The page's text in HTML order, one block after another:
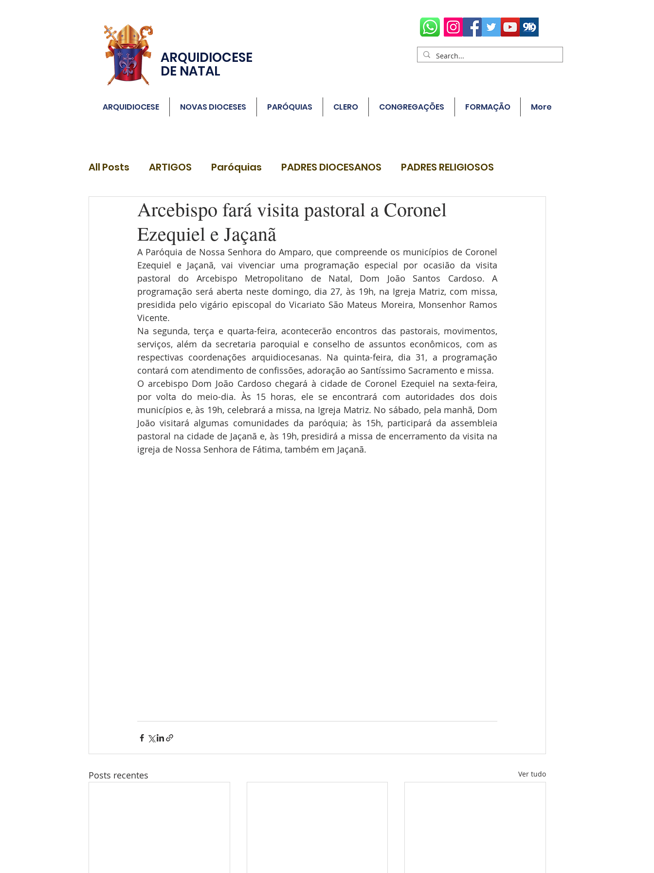
ARQUIDIOCESE
DE NATAL
ARQUIDIOCESE NOVAS DIOCESES PARÓQUIAS CLERO CONGREGAÇÕES FORMAÇÃO More
All Posts ARTIGOS Paróquias PADRES DIOCESANOS PADRES RELIGIOSOS
DIÁCONOSArcebispo fará visita pastoral a Coronel
Ezequiel e Jaçanã
A Paróquia de Nossa Senhora do Amparo, que compreende os municípios de Coronel
Ezequiel e Jaçanã, vai vivenciar uma programação especial por ocasião da visita
pastoral do Arcebispo Metropolitano de Natal, Dom João Santos Cardoso. A
programação será aberta neste domingo, dia 27, às 19h, na Igreja Matriz, com missa,
presidida pelo vigário episcopal do Vicariato São Mateus Moreira, Monsenhor Ramos
Vicente.
Na segunda, terça e quarta-feira, acontecerão encontros das pastorais, movimentos,
serviços, além da secretaria paroquial e conselho de assuntos econômicos, com as
respectivas coordenações arquidiocesanas. Na quinta-feira, dia 31, a programação
contará com atendimento de confissões, adoração ao Santíssimo Sacramento e missa.
O arcebispo Dom João Cardoso chegará à cidade de Coronel Ezequiel na sexta-feira,
por volta do meio-dia. Às 15 horas, ele se encontrará com autoridades dos dois
municípios e, às 19h, celebrará a missa, na Igreja Matriz. No sábado, pela manhã, Dom
João visitará algumas comunidades da paróquia; às 15h, participará da assembleia
pastoral na cidade de Jaçanã e, às 19h, presidirá a missa de encerramento da visita na
igreja de Nossa Senhora de Fátima, também em Jaçanã.
Posts recentes Ver tudo